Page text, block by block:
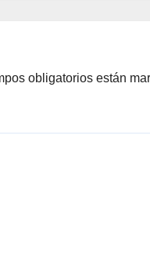
obligatorios están